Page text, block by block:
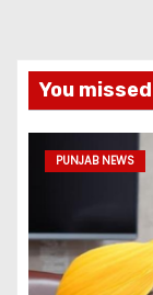
You missed
PUNJAB NEWS